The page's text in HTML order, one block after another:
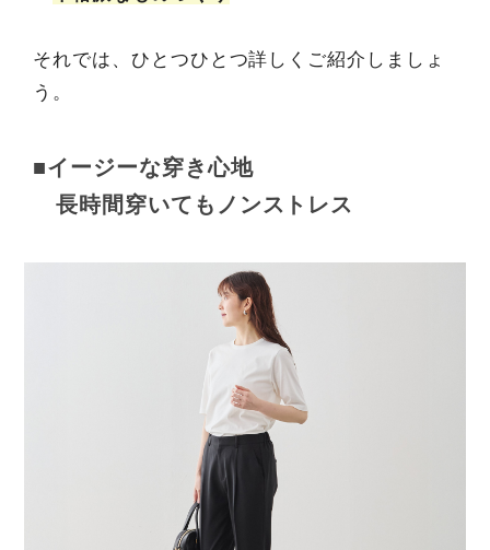
それでは、ひとつひとつ詳しくご紹介しましょ
う。
■イージーな穿き心地
長時間穿いてもノンストレス